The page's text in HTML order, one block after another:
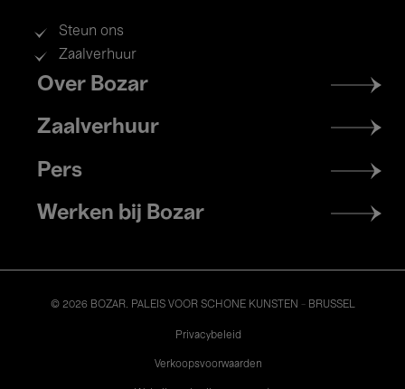
Steun ons
Zaalverhuur
Footer
menu
Over Bozar
Zaalverhuur
Pers
Werken bij Bozar
© 2026 BOZAR. PALEIS VOOR SCHONE KUNSTEN - BRUSSEL
Privacybeleid
Verkoopsvoorwaarden